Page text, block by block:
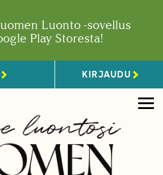
Luonto -sovellus
Play Storesta!
KIRJAUDU